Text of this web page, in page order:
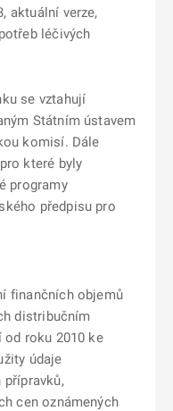
aktuální verze,
léčivých
se vztahují
Státním ústavem
komisí. Dále
které byly
programy
předpisu pro
finančních objemů
distribučním
od roku 2010 ke
údaje
cen oznámených